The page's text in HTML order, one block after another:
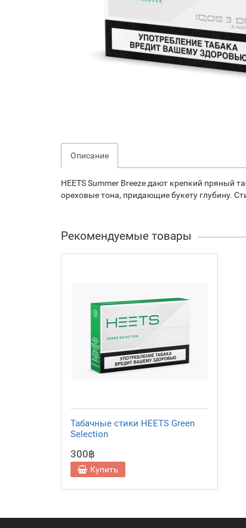
Описание
HEETS Summer Breeze дают крепкий пряный
ореховые тона, придающие букету глубину.
Рекомендуемые товары
Табачные стики HEETS Green
Selection
300฿
Купить